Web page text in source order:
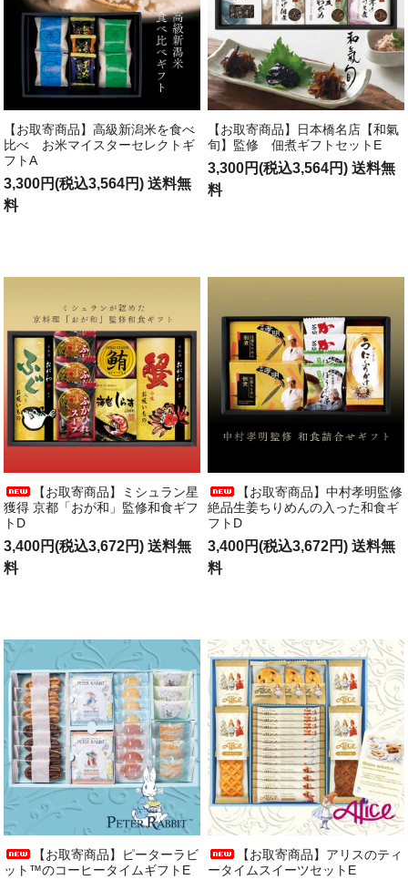
【お取寄商品】高級新潟米を食べ
比べ お米マイスターセレクトギ
フトA
3,300円(税込3,564円) 送料無
料
【お取寄商品】日本橋名店【和氣
旬】監修 佃煮ギフトセットE
3,300円(税込3,564円) 送料無
料
【お取寄商品】ミシュラン星
獲得 京都「おが和」監修和食ギフ
トD
3,400円(税込3,672円) 送料無
料
【お取寄商品】中村孝明監修
絶品生姜ちりめんの入った和食ギ
フトD
3,400円(税込3,672円) 送料無
料
【お取寄商品】ピーターラビ
ット™のコーヒータイムギフトE
【お取寄商品】アリスのティ
ータイムスイーツセットE